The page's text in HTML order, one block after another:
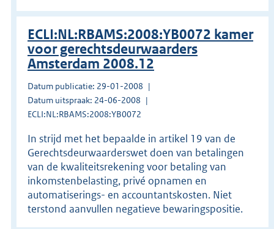
ECLI:NL:RBAMS:2008:YB0072 kamer
voor gerechtsdeurwaarders
Amsterdam 2008.12
Datum publicatie: 29-01-2008
Datum uitspraak: 24-06-2008
ECLI:NL:RBAMS:2008:YB0072
In strijd met het bepaalde in artikel 19 van de
Gerechtsdeurwaarderswet doen van betalingen
van de kwaliteitsrekening voor betaling van
inkomstenbelasting, privé opnamen en
automatiserings- en accountantskosten. Niet
terstond aanvullen negatieve bewaringspositie.